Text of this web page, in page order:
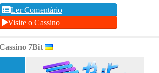
Ler Comentário
Visite o Cassino
7Bit